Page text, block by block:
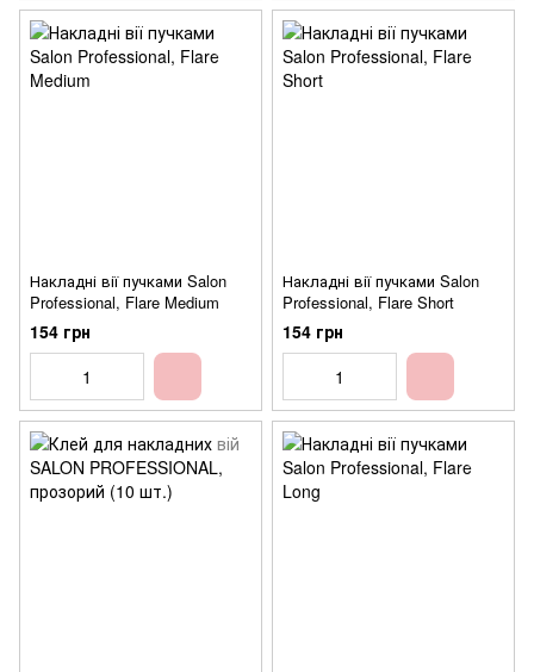
Накладні вії пучками Salon
Professional, Flare Medium
154 грн
Накладні вії пучками Salon
Professional, Flare Short
154 грн